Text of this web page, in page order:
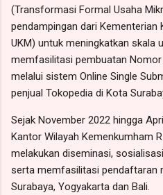
(Transformasi Formal Usaha
pendampingan dari Kementerian
UKM) untuk meningkatkan skala
memfasilitasi pembuatan Nomor
melalui sistem Online Single
penjual Tokopedia di Kota
Sejak November 2022 hingga
Kantor Wilayah Kemenkumham
melakukan diseminasi,
serta memfasilitasi pendaftaran
Surabaya, Yogyakarta dan Bali.